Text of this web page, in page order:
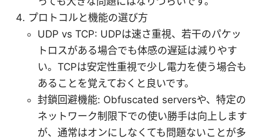
プロトコルと機能の選び方
UDP vs TCP: UDPは速さ重視、若干のパケッ
トロスがある場合でも体感の遅延は減りやす
い。TCPは安定性重視で少し電力を使う場合も
あることを覚えておくと良いです。
封鎖回避機能: Obfuscated serversや、特定の
ネットワーク制限下での使い勝手は向上します
が、通常はオンにしなくても問題ないことが多